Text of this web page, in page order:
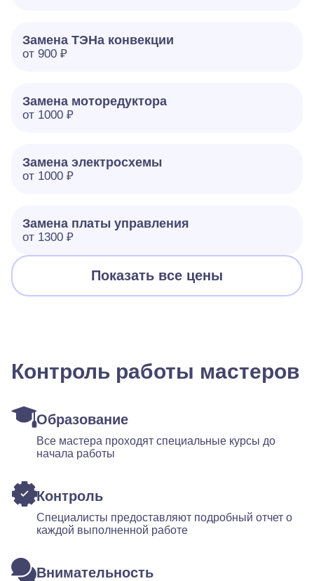
Замена ТЭНа конвекции
от 900 ₽
Замена моторедуктора
от 1000 ₽
Замена электросхемы
от 1000 ₽
Замена платы управления
от 1300 ₽
Показать все цены
Контроль работы мастеров
Образование
Все мастера проходят специальные курсы до
начала работы
Контроль
Специалисты предоставляют подробный отчет о
каждой выполненной работе
Внимательность